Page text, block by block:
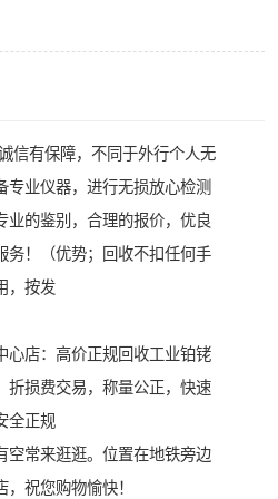
信有保障，不同于外行个人无
专业仪器，进行无损放心检测
业的鉴别，合理的报价，优良
务！（优势；回收不扣任何手
，按发
心店：高价正规回收工业铂铑
折损费交易，称量公正，快速
全正规
空常来逛逛。位置在地铁旁边
祝您购物愉快！